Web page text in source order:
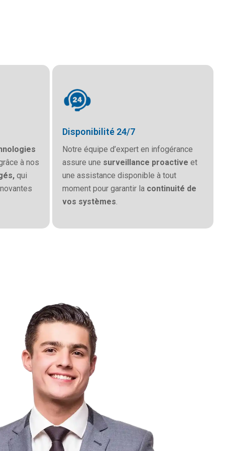
à nos
qui
Disponibilité 24/7
Notre équipe d’expert en infogérance
assure une surveillance proactive et
une assistance disponible à tout
moment pour garantir la continuité de
vos systèmes